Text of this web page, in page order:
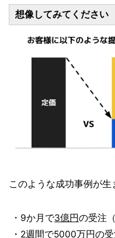
想像してみてください
このような成功事例が生
・9か月で3億円の受注
・2週間で5000万円の